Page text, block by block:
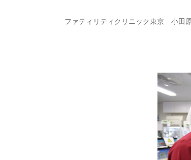
ファティリティクリニック東京 小田